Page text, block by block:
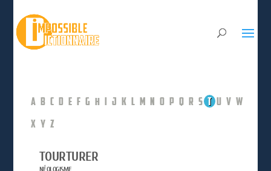
A B C D E F G H I J K L M N O P Q R S T U V W
X Y Z
TOURTURER